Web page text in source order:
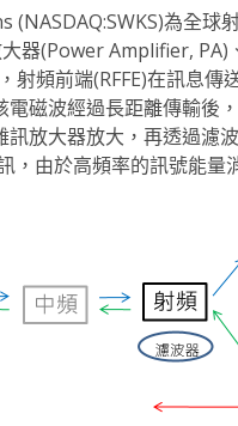
(NASDAQ:SWKS)為全球
器(Power Amplifier,
頻前端(RFFE)在訊息
磁波經過長距離傳輸後
放大器放大，再透過濾
，由於高頻率的訊號能量